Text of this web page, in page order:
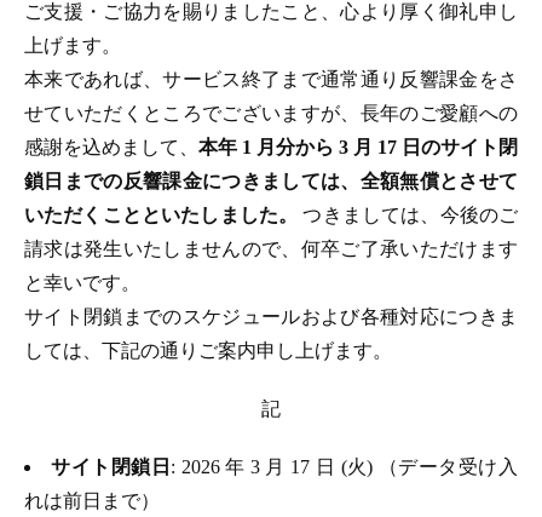
ご支援・ご協力を賜りましたこと、心より厚く御礼申し
上げます。
本来であれば、サービス終了まで通常通り反響課金をさ
せていただくところでございますが、長年のご愛顧への
感謝を込めまして、 本年 1 月分から 3 月 17 日のサイト閉
鎖日までの反響課金につきましては、全額無償とさせて
いただくことといたしました。つきましては、今後のご
請求は発生いたしませんので、何卒ご了承いただけます
と幸いです。
サイト閉鎖までのスケジュールおよび各種対応につきま
しては、下記の通りご案内申し上げます。
記
サイト閉鎖日 : 2026 年 3 月 17 日 (火) （データ受け入
れは前日まで）